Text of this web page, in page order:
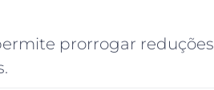
prorrogar reduções